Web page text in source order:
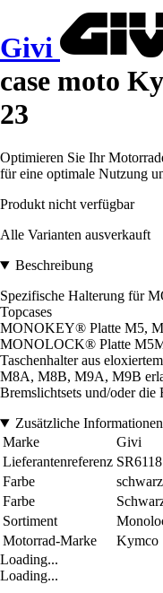
Givi
case moto
23
Optimieren Sie Ihr
für eine optimale Nutzung
Produkt nicht verfügbar
Alle Varianten ausverkauft
Beschreibung
Spezifische Halterung für
Topcases
MONOKEY® Platte M5,
MONOLOCK® Platte
Taschenhalter aus
M8A, M8B, M9A, M9B
Bremslichtsets und/oder die
Zusätzliche Informationen
Marke
Givi
Lieferantenreferenz SR6118
Farbe
schwarz
Farbe
Sortiment
Motorrad-Marke
Kymco
Loading...
Loading...